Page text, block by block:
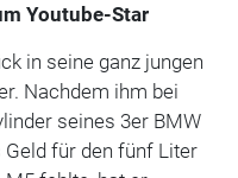
Youtube-Star
in seine ganz jungen
Nachdem ihm bei
seines 3er BMW
für den fünf Liter